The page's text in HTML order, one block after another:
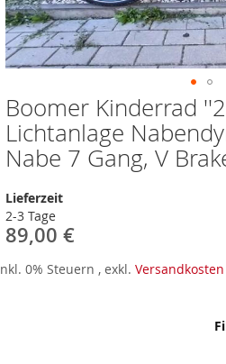
Boomer Kinderrad
Lichtanlage
Nabe 7 Gang, V
Lieferzeit
2-3 Tage
89,00 €
0% Steuern , exkl. Versandkosten
Zum
Anfang
der
Bildergalerie